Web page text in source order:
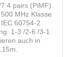
4 pairs (PiMF)
MHz Klasse
60754-2
1-3 /2-6 /3-1
auch in